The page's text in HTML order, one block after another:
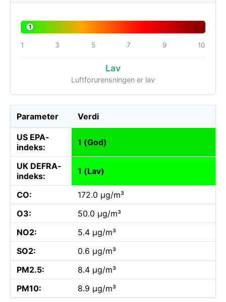
1
1 3 5 7 9 10
Lav
Luftforurensningen er lav
Parameter Verdi
US EPA-
indeks:
1 (God)
UK DEFRA-
indeks:
1 (Lav)
CO:
172.0 µg/m³
O3:
50.0 µg/m³
NO2:
5.4 µg/m³
SO2:
0.6 µg/m³
PM2.5:
8.4 µg/m³
PM10:
8.9 µg/m³